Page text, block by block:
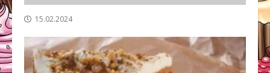
15.02.2024